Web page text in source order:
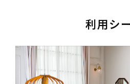
利用シ